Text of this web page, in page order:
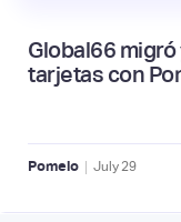
Global66
tarjetas con
Pomelo | July 29